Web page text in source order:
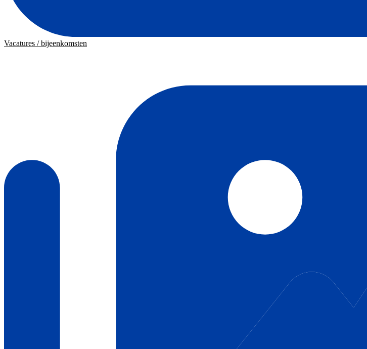
Vacatures / bijeenkomsten